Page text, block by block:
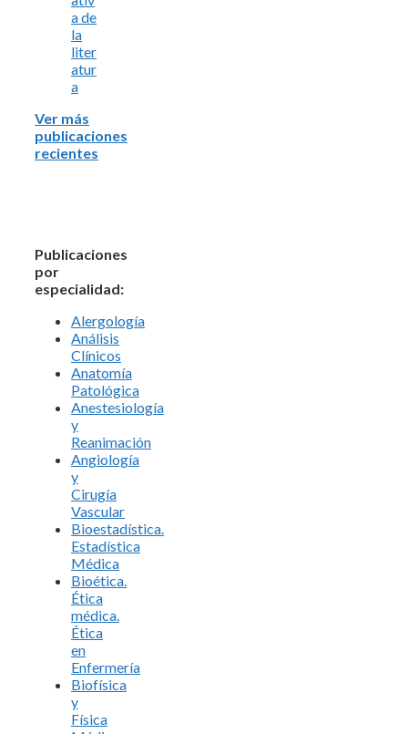
a de
la
liter
atur
a
Ver más
publicaciones
recientes
Publicaciones
por
especialidad:
Alergología
Análisis
Clínicos
Anatomía
Patológica
Anestesiología
y
Reanimación
Angiología
y
Cirugía
Vascular
Bioestadística.
Estadística
Médica
Bioética.
Ética
médica.
Ética
en
Enfermería
Biofísica
y
Física